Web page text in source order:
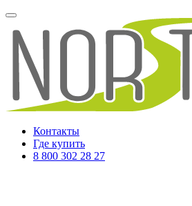
Контакты
Где купить
8 800 302 28 27